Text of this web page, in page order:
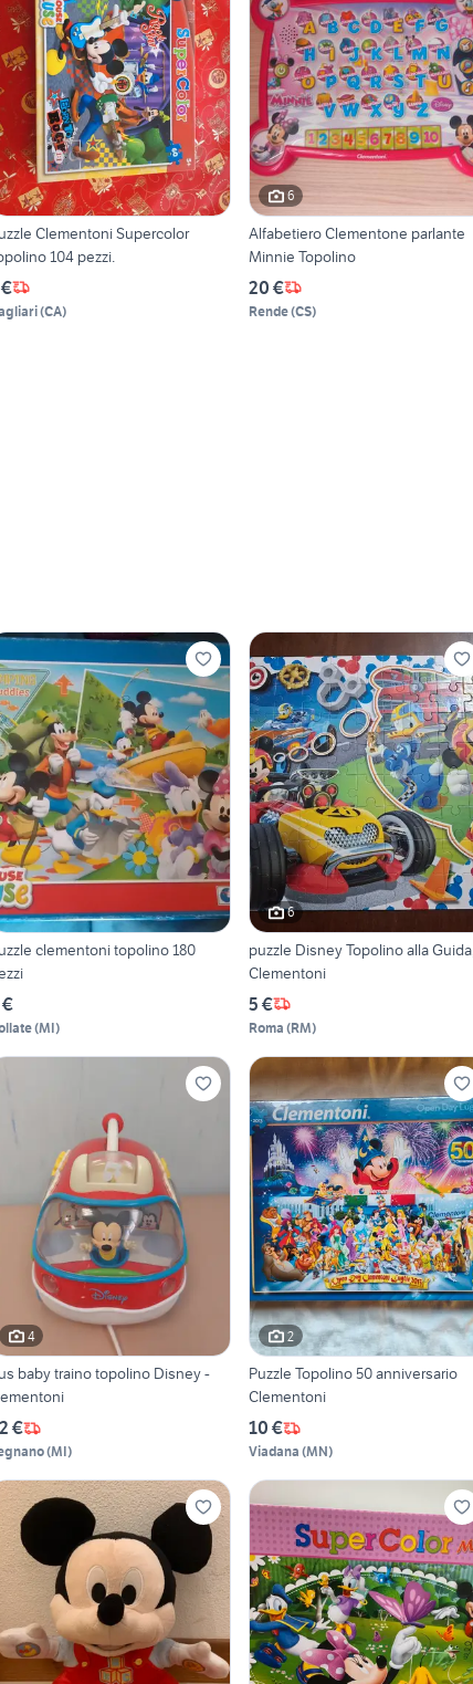
Clementoni Supercolor
104 pezzi.
(CA)
6
Alfabetiero Clementone parlante
Minnie Topolino
20 €
Rende(CS)
clementoni topolino 180
(MI)
6
puzzle Disney Topolino alla Guida,
Clementoni
5 €
Roma (RM)
4
baby traino topolino Disney -
€
(MI)
2
Puzzle Topolino 50 anniversario
Clementoni
10 €
Viadana (MN)